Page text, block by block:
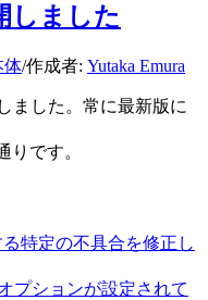
しました
体/作成者: Yutaka Emura
ました。常に最新版に
りです。
特定の不具合を修正し
プションが設定されて